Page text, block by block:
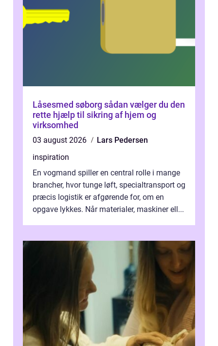
Låsesmed søborg sådan vælger du den
rette hjælp til sikring af hjem og
virksomhed
03 august 2026
Lars Pedersen
inspiration
En vogmand spiller en central rolle i mange
brancher, hvor tunge løft, specialtransport og
præcis logistik er afgørende for, om en
opgave lykkes. Når materialer, maskiner ell...